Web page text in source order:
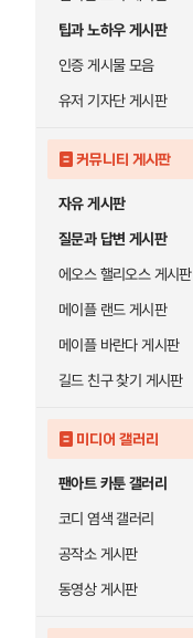
팁과 노하우 게시판
인증 게시물 모음
유저 기자단 게시판
커뮤니티 게시판
자유 게시판
질문과 답변 게시판
에오스 핼리오스 게시판
메이플 랜드 게시판
메이플 바란다 게시판
길드 친구 찾기 게시판
미디어 갤러리
팬아트 카툰 갤러리
코디 염색 갤러리
공작소 게시판
동영상 게시판